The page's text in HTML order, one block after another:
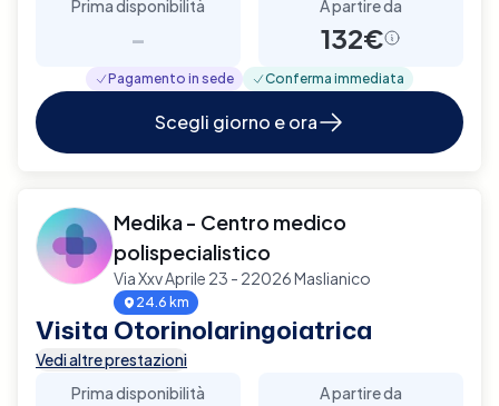
Prima disponibilità
-
A partire da
132€
Pagamento in sede Conferma immediata
Scegli giorno e ora
Medika - Centro medico
polispecialistico
Via Xxv Aprile 23 - 22026 Maslianico
24.6 km
Visita Otorinolaringoiatrica
Vedi altre prestazioni
Prima disponibilità
A partire da